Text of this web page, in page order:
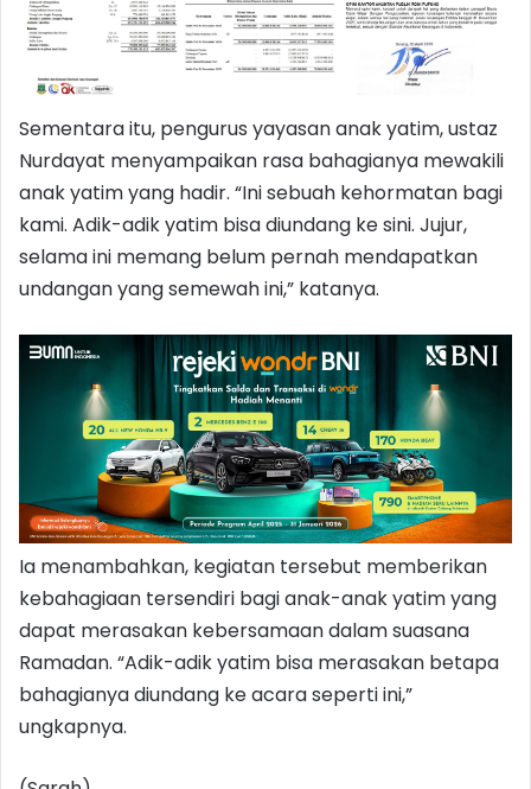
Sementara itu, pengurus yayasan anak yatim, ustaz
Nurdayat menyampaikan rasa bahagianya mewakili
anak yatim yang hadir. “Ini sebuah kehormatan bagi
kami. Adik-adik yatim bisa diundang ke sini. Jujur,
selama ini memang belum pernah mendapatkan
undangan yang semewah ini,” katanya.
Ia menambahkan, kegiatan tersebut memberikan
kebahagiaan tersendiri bagi anak-anak yatim yang
dapat merasakan kebersamaan dalam suasana
Ramadan. “Adik-adik yatim bisa merasakan betapa
bahagianya diundang ke acara seperti ini,”
ungkapnya.